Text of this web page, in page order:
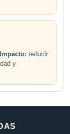
Impacto: reducir
y